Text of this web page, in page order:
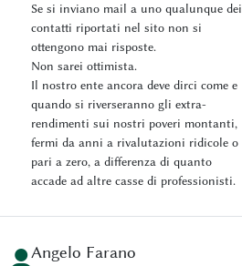
Se si inviano mail a uno qualunque dei
contatti riportati nel sito non si
ottengono mai risposte.
Non sarei ottimista.
Il nostro ente ancora deve dirci come e
quando si riverseranno gli extra-
rendimenti sui nostri poveri montanti,
fermi da anni a rivalutazioni ridicole o
pari a zero, a differenza di quanto
accade ad altre casse di professionisti.
Angelo Farano